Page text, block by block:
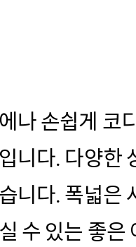
나 손쉽게 코
니다. 다양한
니다. 폭넓은
수 있는 좋은